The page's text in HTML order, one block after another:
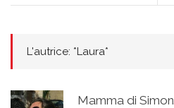
L'autrice: *Laura*
Mamma di